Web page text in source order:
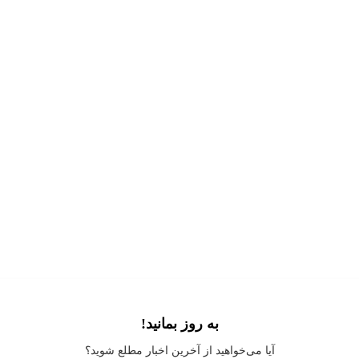
Application error: a client
-side exception has occurred while loading
به روز بمانید!
آیا می‌خواهید از آخرین اخبار مطلع شوید؟